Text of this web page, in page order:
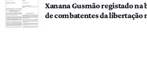
Xanana Gusmão registado na
de combatentes da libertação